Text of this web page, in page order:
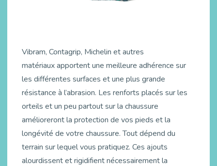
Vibram, Contagrip, Michelin et autres
matériaux apportent une meilleure adhérence sur
les différentes surfaces et une plus grande
résistance à l’abrasion. Les renforts placés sur les
orteils et un peu partout sur la chaussure
amélioreront la protection de vos pieds et la
longévité de votre chaussure. Tout dépend du
terrain sur lequel vous pratiquez. Ces ajouts
alourdissent et rigidifient nécessairement la